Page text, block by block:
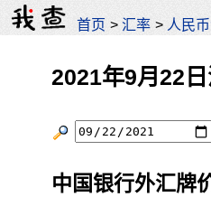
首页 >汇率 > 人民
2021年9月22
中国银行外汇牌